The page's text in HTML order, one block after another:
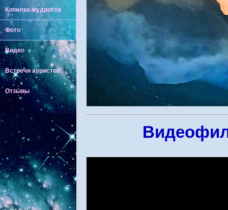
Копилка мудрости
Фото
Видео
Встречи ауристов
Отзывы